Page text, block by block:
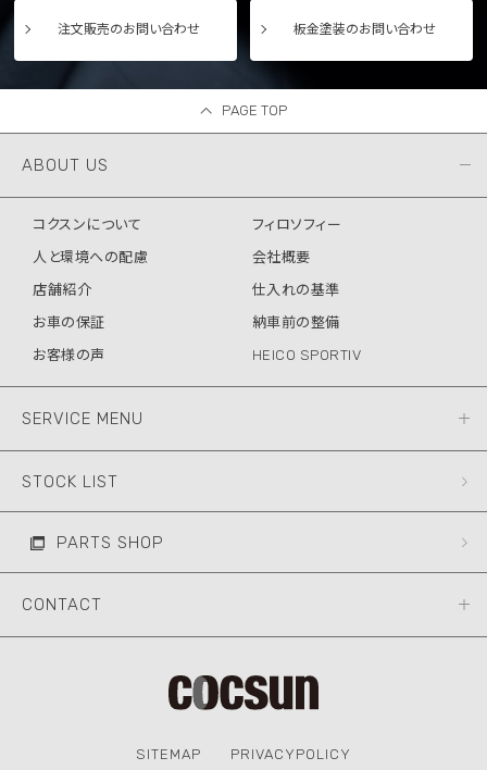
注文販売のお問い合わせ 板金塗装のお問い合わせ
PAGE TOP
ABOUT US
コクスンについて
フィロソフィー
人と環境への配慮
会社概要
店舗紹介
仕入れの基準
お車の保証
納車前の整備
お客様の声
HEICO SPORTIV
SERVICE MENU
STOCK LIST
PARTS SHOP
CONTACT
SITEMAP PRIVACYPOLICY